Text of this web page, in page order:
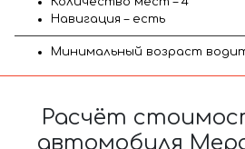
Навигация – есть
Минимальный возраст
Расчёт
автомобиля